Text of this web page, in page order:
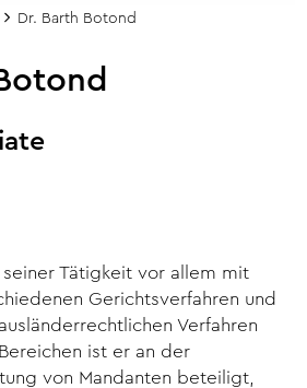
Dr. Barth Botond
Tätigkeit vor allem mit
Gerichtsverfahren und
Verfahren
ist er an der
von Mandanten beteiligt,